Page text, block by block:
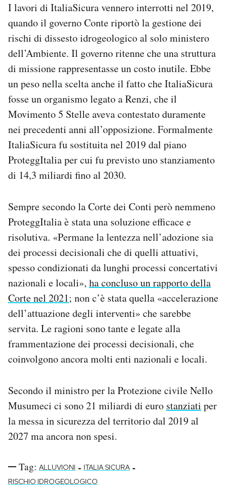
I lavori di ItaliaSicura vennero interrotti nel 2019,
quando il governo Conte riportò la gestione dei
rischi di dissesto idrogeologico al solo ministero
dell’Ambiente. Il governo ritenne che una struttura
di missione rappresentasse un costo inutile. Ebbe
un peso nella scelta anche il fatto che ItaliaSicura
fosse un organismo legato a Renzi, che il
Movimento 5 Stelle aveva contestato duramente
nei precedenti anni all’opposizione. Formalmente
ItaliaSicura fu sostituita nel 2019 dal piano
ProteggItalia per cui fu previsto uno stanziamento
di 14,3 miliardi fino al 2030.
Sempre secondo la Corte dei Conti però nemmeno
ProteggItalia è stata una soluzione efficace e
risolutiva. «Permane la lentezza nell’adozione sia
dei processi decisionali che di quelli attuativi,
spesso condizionati da lunghi processi concertativi
nazionali e locali», ha concluso un rapporto della
Corte nel 2021; non c’è stata quella «accelerazione
dell’attuazione degli interventi» che sarebbe
servita. Le ragioni sono tante e legate alla
frammentazione dei processi decisionali, che
coinvolgono ancora molti enti nazionali e locali.
Secondo il ministro per la Protezione civile Nello
Musumeci ci sono 21 miliardi di euro stanziati per
la messa in sicurezza del territorio dal 2019 al
2027 ma ancora non spesi.
Tag: ALLUVIONI - ITALIA SICURA -
RISCHIO IDROGEOLOGICO